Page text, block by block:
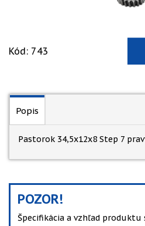
Kód: 743
Popis
Pastorok 34,5x12x8 Step 7
POZOR!
Špecifikácia a vzhľad